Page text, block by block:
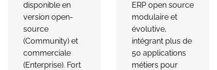
disponible en
version open-
source
(Community) et
commerciale
(Enterprise). Fort
ERP open source
modulaire et
évolutive,
intégrant plus de
50 applications
métiers pour